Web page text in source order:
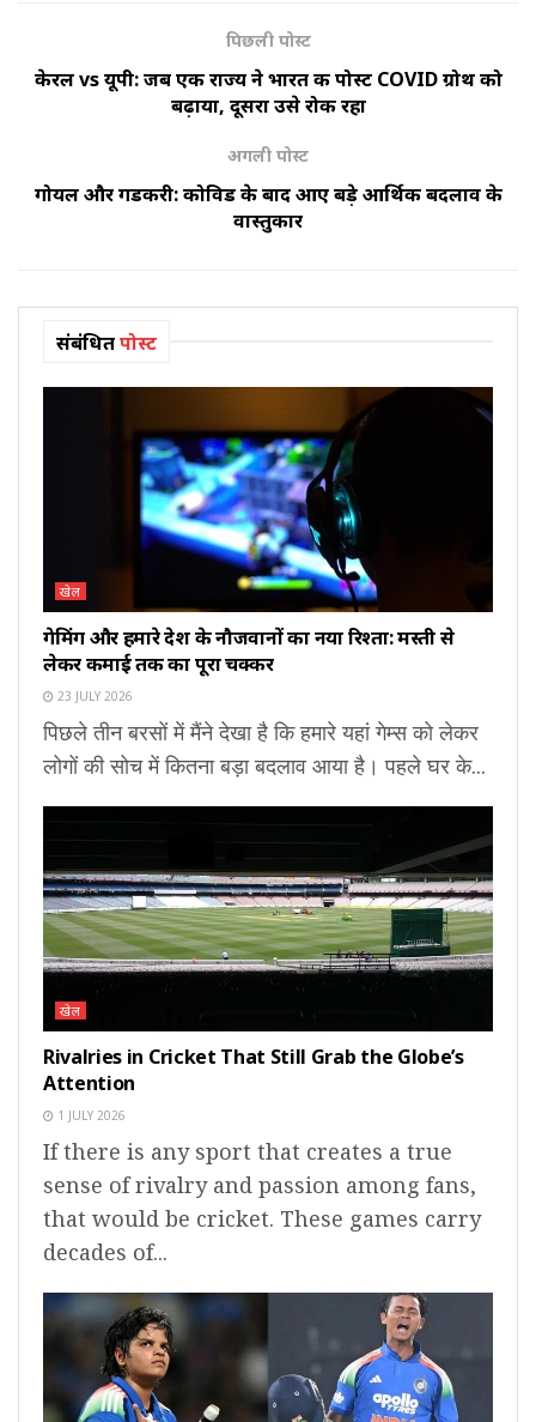
पिछली पोस्ट
केरल vs यूपी: जब एक राज्य ने भारत की पोस्ट COVID ग्रोथ को
बढ़ाया, दूसरा उसे रोक रहा
अगली पोस्ट
गोयल और गडकरी: कोविड के बाद आए बड़े आर्थिक बदलाव के
वास्तुकार
संबंधितपोस्ट
खेल
गेमिंग और हमारे देश के नौजवानों का नया रिश्ता: मस्ती से
लेकर कमाई तक का पूरा चक्कर
23 JULY 2026
पिछले तीन बरसों में मैंने देखा है कि हमारे यहां गेम्स को लेकर
लोगों की सोच में कितना बड़ा बदलाव आया है। पहले घर के...
खेल
Rivalries in Cricket That Still Grab the Globe’s
Attention
1 JULY 2026
If there is any sport that creates a true
sense of rivalry and passion among fans,
that would be cricket. These games carry
decades of...